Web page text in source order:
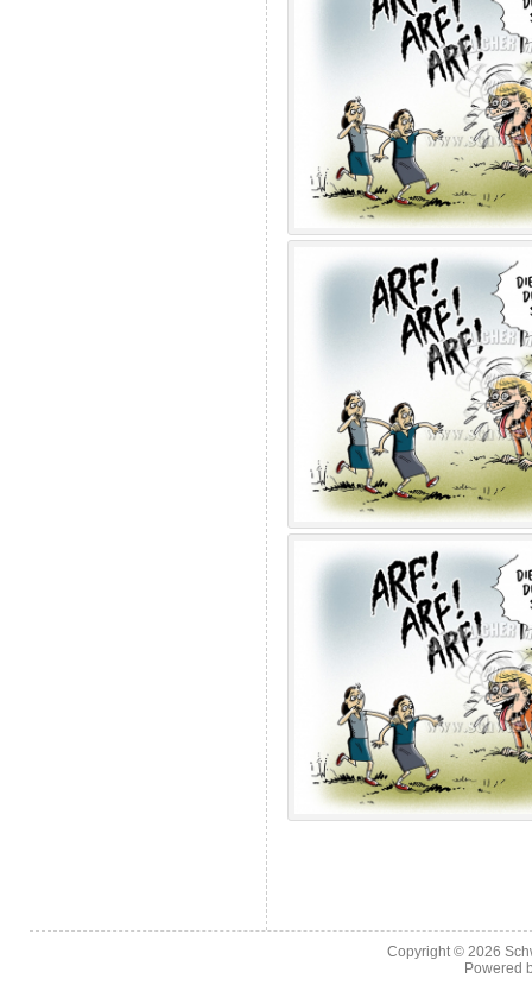
Copyright © 2026
Powered